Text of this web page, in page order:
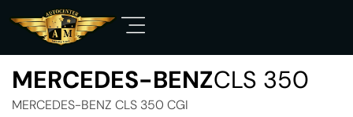
MERCEDES-BENZCLS 350
MERCEDES-BENZ CLS 350 CGI